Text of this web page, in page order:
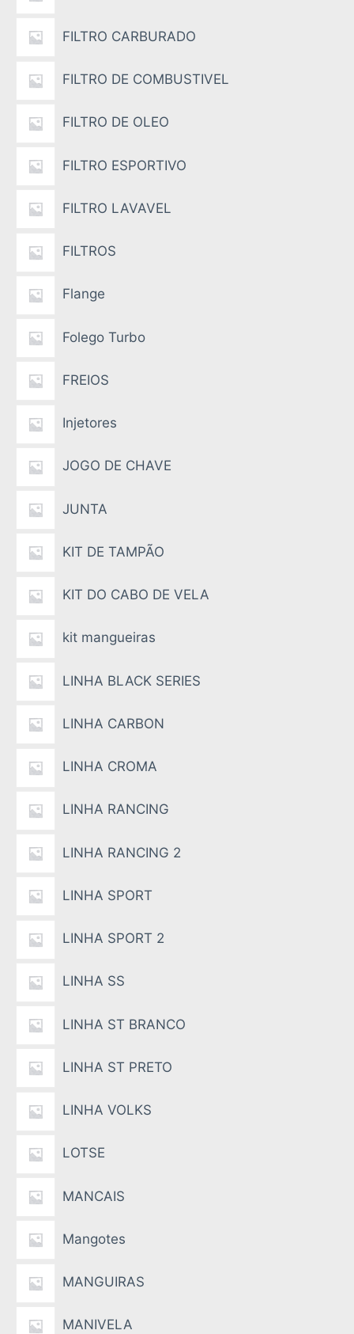
FILTRO CARBURADO
FILTRO DE COMBUSTIVEL
FILTRO DE OLEO
FILTRO ESPORTIVO
FILTRO LAVAVEL
FILTROS
Flange
Folego Turbo
FREIOS
Injetores
JOGO DE CHAVE
JUNTA
KIT DE TAMPÃO
KIT DO CABO DE VELA
kit mangueiras
LINHA BLACK SERIES
LINHA CARBON
LINHA CROMA
LINHA RANCING
LINHA RANCING 2
LINHA SPORT
LINHA SPORT 2
LINHA SS
LINHA ST BRANCO
LINHA ST PRETO
LINHA VOLKS
LOTSE
MANCAIS
Mangotes
MANGUIRAS
MANIVELA